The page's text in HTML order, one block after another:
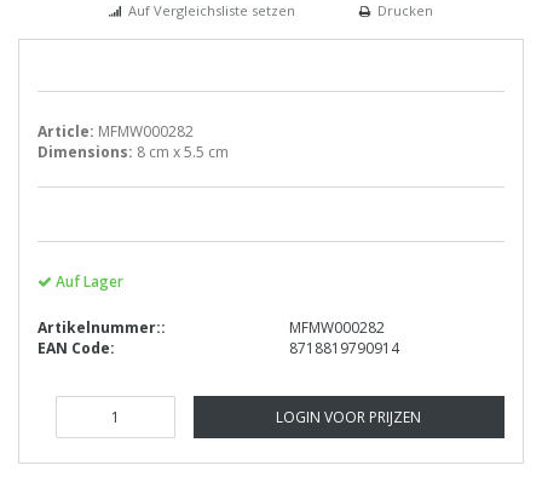
Auf Vergleichsliste setzen
Drucken
Article: MFMW000282
Dimensions: 8 cm x 5.5 cm
Auf Lager
Artikelnummer::
MFMW000282
EAN Code:
8718819790914
LOGIN VOOR PRIJZEN